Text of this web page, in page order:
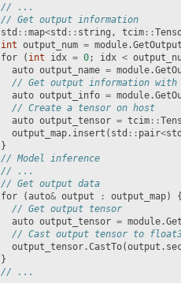
// ...
// Get output information
std ::map<std :: string , tcim::
int output_num = module.
for
( int idx = 0; idx <
auto output_name = module.
// Get output information with
auto output_info = module.
// Create a tensor on host
auto output_tensor = tcim::
output_map. insert ( std :: pair<std
}
// Model inference
// ...
// Get output data
for
( auto& output : output_map)
{
// Get output tensor
auto output_tensor = module.
// Cast output tensor to
output_tensor.CastTo(output .
}
// ...